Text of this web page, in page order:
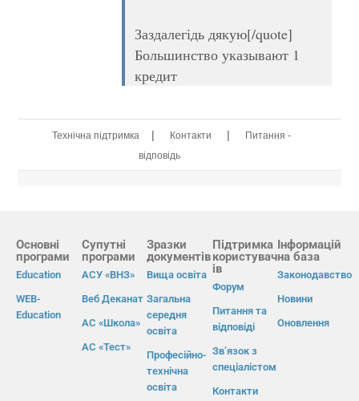
Заздалегідь дякую[/quote]
Большинство указывают 1
кредит
Технічна підтримка | Контакти |
Питання -
відповідь
Основні
програми
Education
WEB-
Education
Супутні
програми
АСУ «ВНЗ»
Веб Деканат
АС «Школа»
АС «Тест»
Зразки
документів
Вища освіта
Загальна
середня
освіта
Професійно-
технічна
освіта
Підтримка
користувач
ів
Форум
Питання та
відповіді
Зв’язок з
спеціалістом
Контакти
Інформацій
на база
Законодавство
Новини
Оновлення